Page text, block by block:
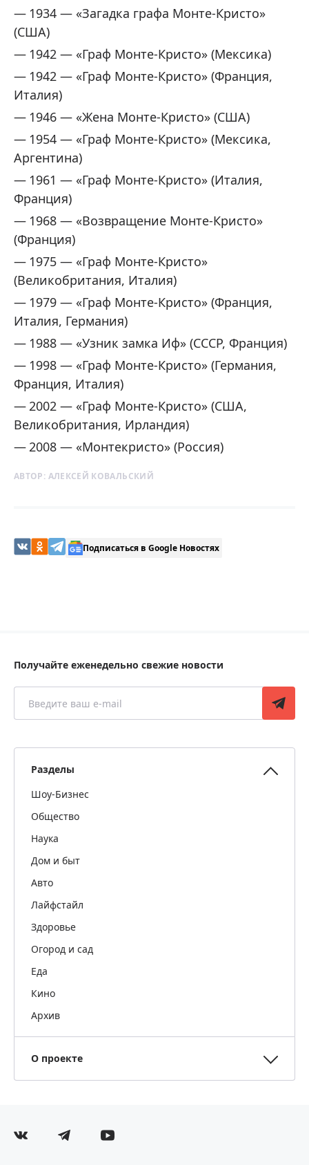
1934 — «Загадка графа Монте-Кристо»
(США)
1942 — «Граф Монте-Кристо» (Мексика)
1942 — «Граф Монте-Кристо» (Франция,
Италия)
1946 — «Жена Монте-Кристо» (США)
1954 — «Граф Монте-Кристо» (Мексика,
Аргентина)
1961 — «Граф Монте-Кристо» (Италия,
Франция)
1968 — «Возвращение Монте-Кристо»
(Франция)
1975 — «Граф Монте-Кристо»
(Великобритания, Италия)
1979 — «Граф Монте-Кристо» (Франция,
Италия, Германия)
1988 — «Узник замка Иф» (СССР, Франция)
1998 — «Граф Монте-Кристо» (Германия,
Франция, Италия)
2002 — «Граф Монте-Кристо» (США,
Великобритания, Ирландия)
2008 — «Монтекристо» (Россия)
АВТОР: АЛЕКСЕЙ КОВАЛЬСКИЙ
Подписаться в Google Новостях
Получайте еженедельно свежие новости
Разделы
Шоу-Бизнес
Общество
Наука
Дом и быт
Авто
Лайфстайл
Здоровье
Огород и сад
Еда
Кино
Архив
О проекте